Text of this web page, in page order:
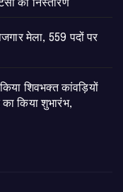
का निस्तारण
मेला, 559 पदों पर
शिवभक्त कांवड़ियों
किया शुभारंभ,